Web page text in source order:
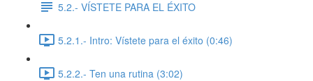
5.2.- VÍSTETE PARA EL ÉXITO
5.2.1.- Intro: Vístete para el éxito (0:46)
5.2.2.- Ten una rutina (3:02)